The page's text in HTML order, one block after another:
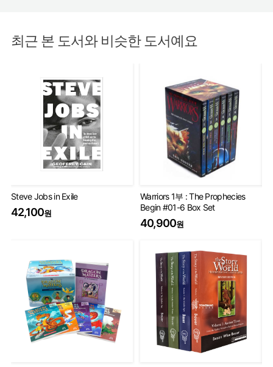
최근 본 도서와 비슷한 도서예요
Steve Jobs in Exile
42,100원
Warriors 1부 : The Prophecies
Begin #01-6 Box Set
40,900원